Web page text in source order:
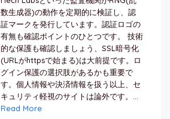
数生成器)の動作を定期的に検証し、認
証マークを発行しています。認証ロゴの
有無も確認ポイントのひとつです。 技術
的な保護も確認しましょう、SSL暗号化
(URLがhttpsで始まる)は大前提です。ロ
グイン保護の選択肢があるかも重要で
す。個人情報や決済情報を扱う以上、セ
キュリティ軽視のサイトは論外です。...
Read More